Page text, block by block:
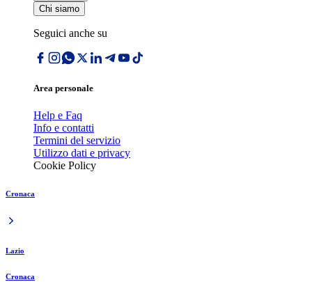
Chi siamo
Seguici anche su
Area personale
Help e Faq
Info e contatti
Termini del servizio
Utilizzo dati e privacy
Cookie Policy
Cronaca
Lazio
Cronaca